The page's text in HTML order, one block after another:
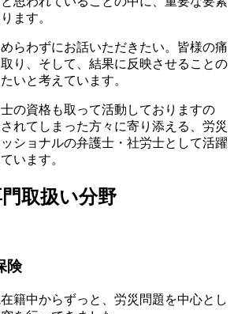
ます。
らわずにお話いただきたい。皆様の痛
り、そして、結果に反映させることの
いと考えています。
の資格も取って活動しておりますの
れてしまった方々に寄り添える、労災
ショナルの弁護士・社労士として活躍
います。
取扱い分野
険
籍中からずっと、労災問題を中心とし